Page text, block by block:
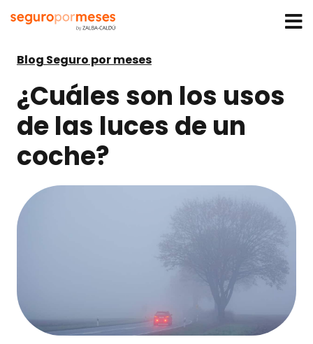
Blog Seguro por meses
¿Cuáles son los usos
de las luces de un
coche?